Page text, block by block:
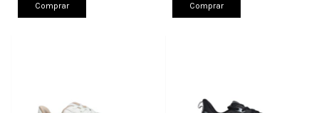
Comprar Comprar